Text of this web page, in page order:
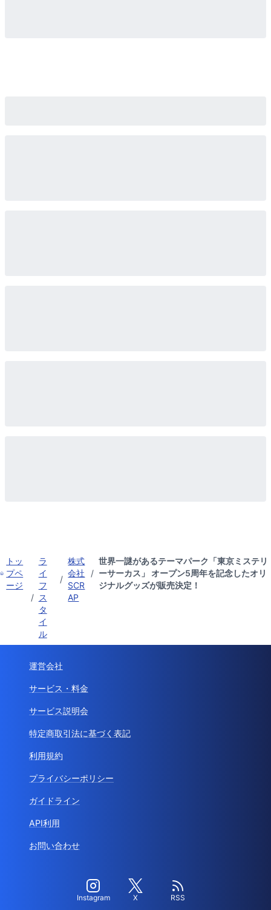
トッ
プペ
ージ
/
ラ
イ
フ
ス
タ
イ
ル
/
株式
会社
SCR
AP
/
世界一謎があるテーマパーク「東京ミステリ
ーサーカス」 オープン5周年を記念したオリ
ジナルグッズが販売決定！
運営会社
サービス・料金
サービス説明会
特定商取引法に基づく表記
利用規約
プライバシーポリシー
ガイドライン
API利用
お問い合わせ
Instagram X RSS